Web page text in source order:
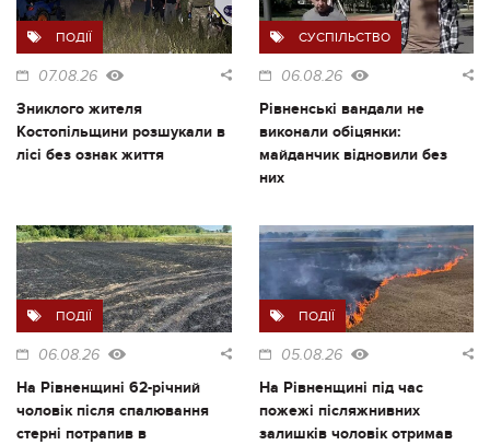
ПОДІЇ
07.08.26
Зниклого жителя
Костопільщини розшукали в
лісі без ознак життя
СУСПІЛЬСТВО
06.08.26
Рівненські вандали не
виконали обіцянки:
майданчик відновили без
них
ПОДІЇ
06.08.26
На Рівненщині 62-річний
чоловік після спалювання
стерні потрапив в
ПОДІЇ
05.08.26
На Рівненщині під час
пожежі післяжнивних
залишків чоловік отримав